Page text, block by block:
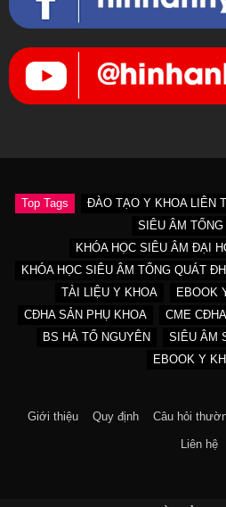
Top Tags ĐÀO TẠO Y KHOA LIÊN
SIÊU ÂM TỔNG
KHÓA HỌC SIÊU ÂM ĐẠI
KHÓA HỌC SIÊU ÂM TỔNG QUÁT
TÀI LIỆU Y KHOA
EBOOK
CĐHA SẢN PHỤ KHOA
CME CĐHA
BS HÀ TỐ NGUYÊN
SIÊU ÂM
EBOOK Y
Giới thiệu Quy định Câu hỏi
Liên hệ